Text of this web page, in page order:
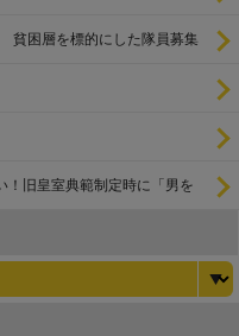
貧困層を標的にした隊員募集
！旧皇室典範制定時に「男を